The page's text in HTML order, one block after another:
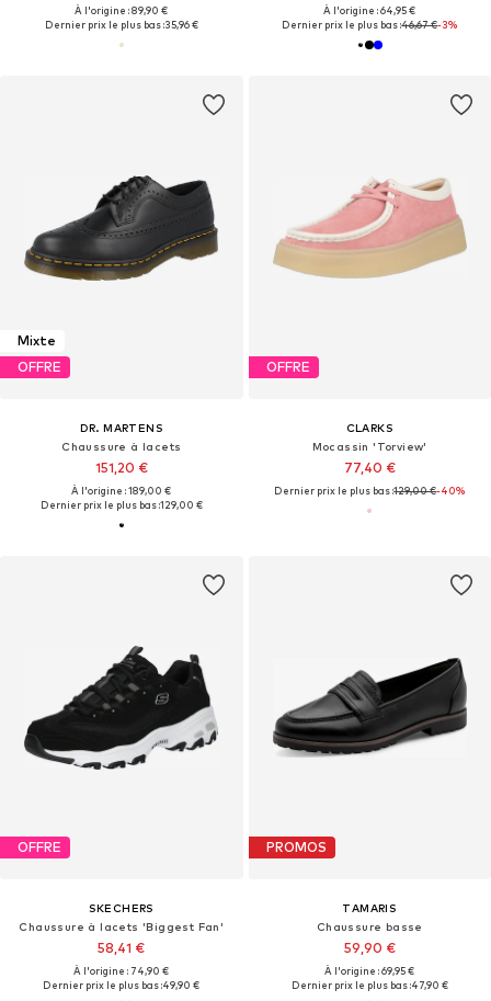
À l'origine : 89,90 €
Dernier prix le plus bas :35,96 €
À l'origine : 64,95 €
Dernier prix le plus bas :46,67 €-3%
Mixte
OFFRE
DR. MARTENS
Chaussure à lacets
151,20 €
À l'origine : 189,00 €
Dernier prix le plus bas :129,00 €
OFFRE
CLARKS
Mocassin 'Torview'
77,40 €
Dernier prix le plus bas :129,00 €-40%
OFFRE
SKECHERS
Chaussure à lacets 'Biggest Fan'
58,41 €
À l'origine : 74,90 €
Dernier prix le plus bas :49,90 €
PROMOS
TAMARIS
Chaussure basse
59,90 €
À l'origine : 69,95 €
Dernier prix le plus bas :47,90 €